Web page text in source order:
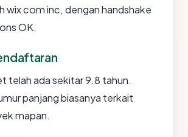
wix com inc, dengan handshake
OK.
telah ada sekitar 9.8 tahun.
panjang biasanya terkait
mapan.